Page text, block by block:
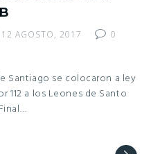
12 AGOSTO, 2017 0
Santiago se colocaron a ley
112 a los Leones de Santo